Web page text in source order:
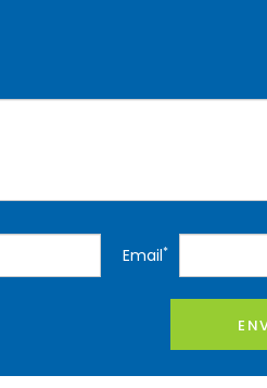
Email*